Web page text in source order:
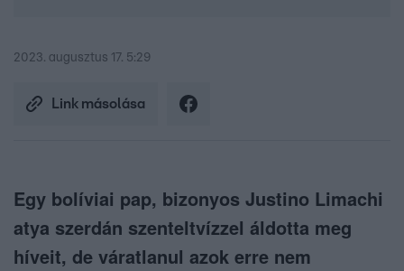
2023. augusztus 17. 5:29
Link másolása
Egy bolíviai pap, bizonyos Justino Limachi
atya szerdán szenteltvízzel áldotta meg
híveit, de váratlanul azok erre nem